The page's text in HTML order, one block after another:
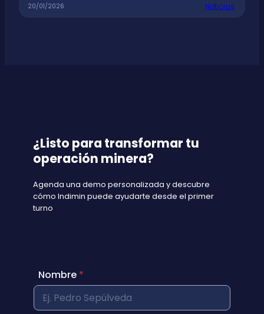
20/01/2026 Noticias
¿Listo para transformar tu
operación minera?
Agenda una demo personalizada y descubre
cómo Indimin puede ayudarte desde el primer
turno
Nombre *